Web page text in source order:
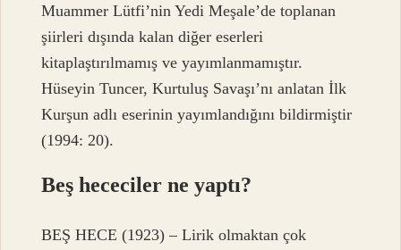
Muammer Lütfi’nin Yedi Meşale’de toplanan
şiirleri dışında kalan diğer eserleri
kitaplaştırılmamış ve yayımlanmamıştır.
Hüseyin Tuncer, Kurtuluş Savaşı’nı anlatan İlk
Kurşun adlı eserinin yayımlandığını bildirmiştir
(1994: 20).
Beş hececiler ne yaptı?
BEŞ HECE (1923) – Lirik olmaktan çok